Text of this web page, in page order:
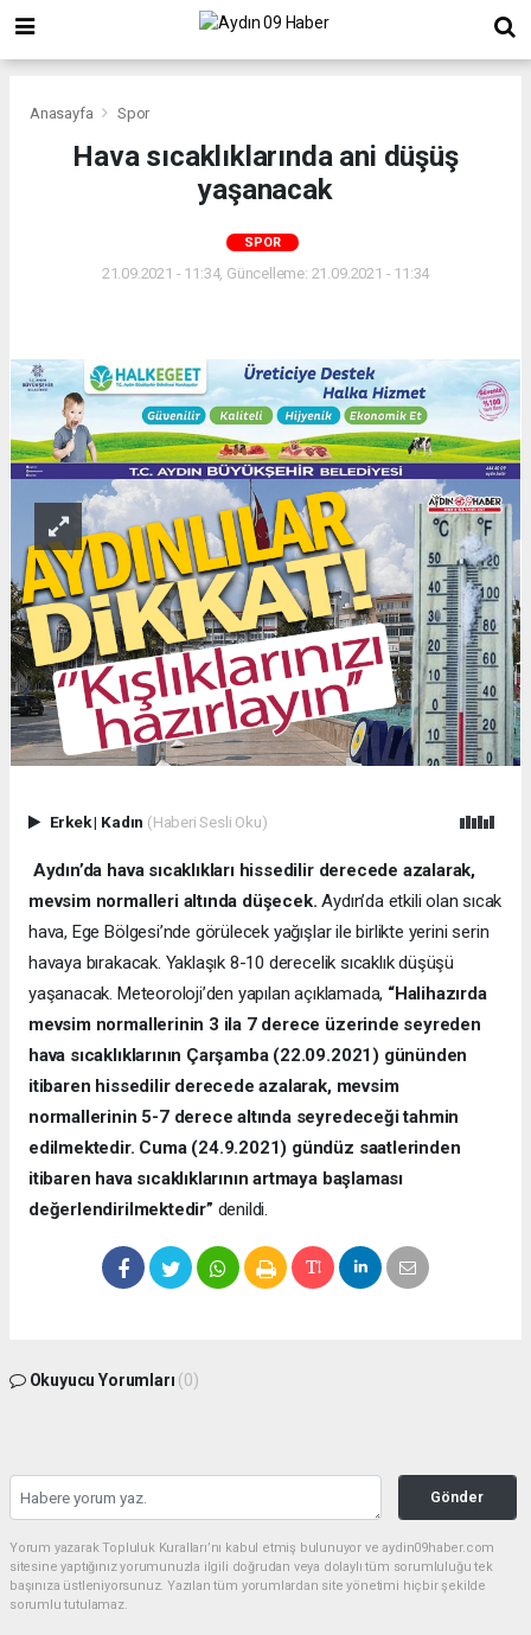
Anasayfa Spor
Hava sıcaklıklarında ani düşüş
yaşanacak
SPOR
21.09.2021 - 11:34, Güncelleme: 21.09.2021 - 11:34
Erkek| Kadın (Haberi Sesli Oku)
Aydın’da hava sıcaklıkları hissedilir derecede azalarak,
mevsim normalleri altında düşecek. Aydın’da etkili olan sıcak
hava, Ege Bölgesi’nde görülecek yağışlar ile birlikte yerini serin
havaya bırakacak. Yaklaşık 8-10 derecelik sıcaklık düşüşü
yaşanacak. Meteoroloji’den yapılan açıklamada, “Halihazırda
mevsim normallerinin 3 ila 7 derece üzerinde seyreden
hava sıcaklıklarının Çarşamba (22.09.2021) gününden
itibaren hissedilir derecede azalarak, mevsim
normallerinin 5-7 derece altında seyredeceği tahmin
edilmektedir. Cuma (24.9.2021) gündüz saatlerinden
itibaren hava sıcaklıklarının artmaya başlaması
değerlendirilmektedir” denildi.
Okuyucu Yorumları (0)
Gönder
Yorum yazarak Topluluk Kuralları’nı kabul etmiş bulunuyor ve aydin09haber.com
sitesine yaptığınız yorumunuzla ilgili doğrudan veya dolaylı tüm sorumluluğu tek
başınıza üstleniyorsunuz. Yazılan tüm yorumlardan site yönetimi hiçbir şekilde
sorumlu tutulamaz.